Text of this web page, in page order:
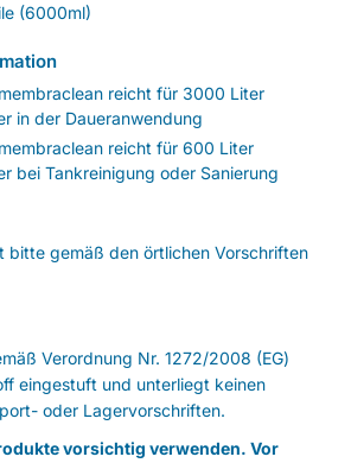
(6000ml)
reicht für 3000 Liter
in der Daueranwendung
reicht für 600 Liter
bei Tankreinigung oder Sanierung
bitte gemäß den örtlichen Vorschriften
Verordnung Nr. 1272/2008 (EG)
eingestuft und unterliegt keinen
oder Lagervorschriften.
vorsichtig verwenden. Vor